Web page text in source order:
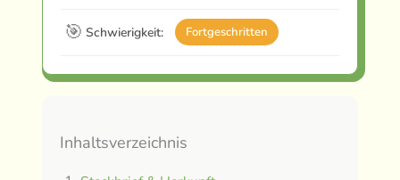
🎯 Schwierigkeit: Fortgeschritten
Inhaltsverzeichnis